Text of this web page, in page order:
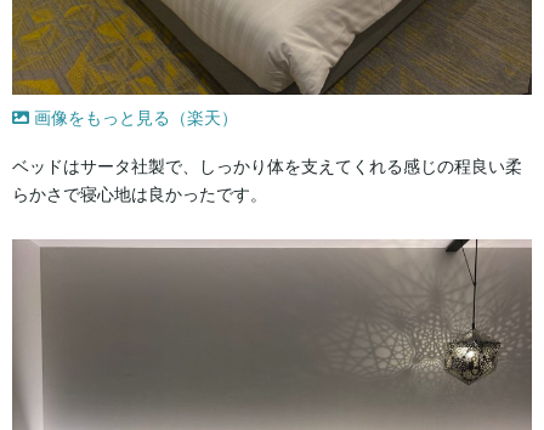
画像をもっと見る（楽天）
ベッドはサータ社製で、しっかり体を支えてくれる感じの程良い柔
らかさで寝心地は良かったです。